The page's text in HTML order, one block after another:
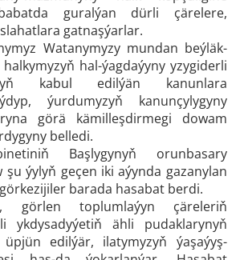
guralýan dürli çärelere,
gatnaşýarlar.
Watanymyzy mundan beýläk-
hal-ýagdaýyny yzygiderli
kabul edilýän kanunlara
ýurdumyzyň kanunçylygyny
görä kämilleşdirmegi dowam
belledi.
Başlygynyň orunbasary
şu ýylyň geçen iki aýynda gazanylan
barada hasabat berdi.
görlen toplumlaýyn çäreleriň
ykdysadyýetiň ähli pudaklarynyň
edilýär, ilatymyzyň ýaşaýyş-